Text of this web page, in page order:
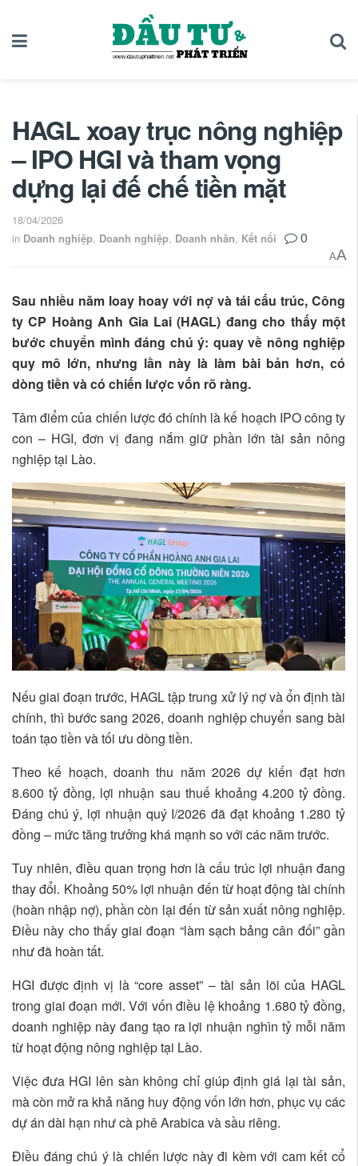
HAGL xoay trục nông nghiệp
– IPO HGI và tham vọng
dựng lại đế chế tiền mặt
18/04/2026
in Doanh nghiệp, Doanh nghiệp, Doanh nhân, Kết nối 0
AA
Sau nhiều năm loay hoay với nợ và tái cấu trúc, Công
ty CP Hoàng Anh Gia Lai (HAGL) đang cho thấy một
bước chuyển mình đáng chú ý: quay về nông nghiệp
quy mô lớn, nhưng lần này là làm bài bản hơn, có
dòng tiền và có chiến lược vốn rõ ràng.
Tâm điểm của chiến lược đó chính là kế hoạch IPO công ty
con – HGI, đơn vị đang nắm giữ phần lớn tài sản nông
nghiệp tại Lào.
Nếu giai đoạn trước, HAGL tập trung xử lý nợ và ổn định tài
chính, thì bước sang 2026, doanh nghiệp chuyển sang bài
toán tạo tiền và tối ưu dòng tiền.
Theo kế hoạch, doanh thu năm 2026 dự kiến đạt hơn
8.600 tỷ đồng, lợi nhuận sau thuế khoảng 4.200 tỷ đồng.
Đáng chú ý, lợi nhuận quý I/2026 đã đạt khoảng 1.280 tỷ
đồng – mức tăng trưởng khá mạnh so với các năm trước.
Tuy nhiên, điều quan trọng hơn là cấu trúc lợi nhuận đang
thay đổi. Khoảng 50% lợi nhuận đến từ hoạt động tài chính
(hoàn nhập nợ), phần còn lại đến từ sản xuất nông nghiệp.
Điều này cho thấy giai đoạn “làm sạch bảng cân đối” gần
như đã hoàn tất.
HGI được định vị là “core asset” – tài sản lõi của HAGL
trong giai đoạn mới. Với vốn điều lệ khoảng 1.680 tỷ đồng,
doanh nghiệp này đang tạo ra lợi nhuận nghìn tỷ mỗi năm
từ hoạt động nông nghiệp tại Lào.
Việc đưa HGI lên sàn không chỉ giúp định giá lại tài sản,
mà còn mở ra khả năng huy động vốn lớn hơn, phục vụ các
dự án dài hạn như cà phê Arabica và sầu riêng.
Điều đáng chú ý là chiến lược này đi kèm với cam kết cổ